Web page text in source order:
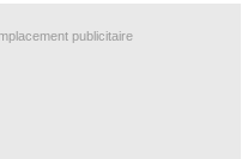
publicitaire